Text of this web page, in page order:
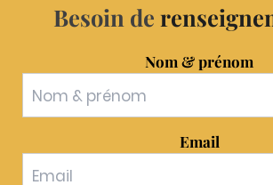
Besoin de
Nom & prénom
Email